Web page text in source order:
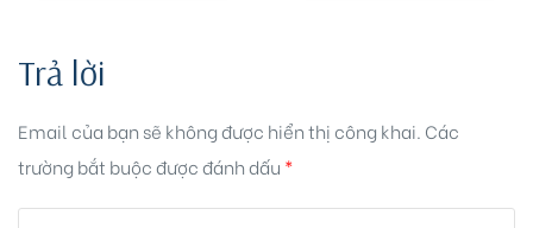
Trả lời
Email của bạn sẽ không được hiển thị công khai. Các
trường bắt buộc được đánh dấu *